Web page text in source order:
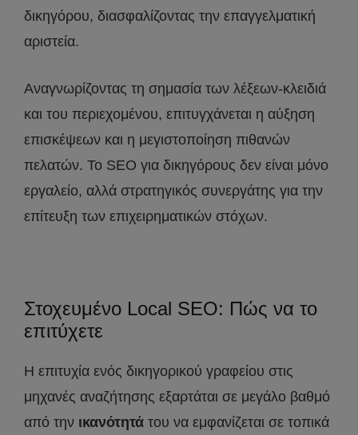
δικηγόρου, διασφαλίζοντας την επαγγελματική
αριστεία.
Αναγνωρίζοντας τη σημασία των λέξεων-κλειδιά
και του περιεχομένου, επιτυγχάνεται η αύξηση
επισκέψεων και η μεγιστοποίηση πιθανών
πελατών. Το SEO για δικηγόρους δεν είναι μόνο
εργαλείο, αλλά στρατηγικός συνεργάτης για την
επίτευξη των επιχειρηματικών στόχων.
Στοχευμένο Local SEO: Πώς να το
επιτύχετε
Η επιτυχία ενός δικηγορικού γραφείου στις
μηχανές αναζήτησης εξαρτάται σε μεγάλο βαθμό
από την ικανότητά του να εμφανίζεται σε τοπικά